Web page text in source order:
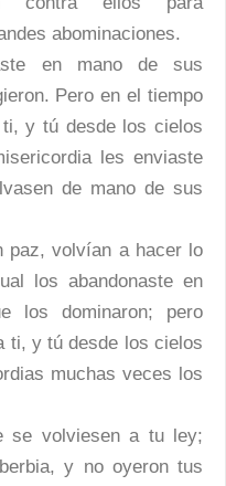
abominaciones.
en mano de sus
Pero en el tiempo
y tú desde los cielos
les enviaste
de mano de sus
paz, volvían a hacer lo
los abandonaste en
los dominaron; pero
ti, y tú desde los cielos
muchas veces los
se volviesen a tu ley;
y no oyeron tus